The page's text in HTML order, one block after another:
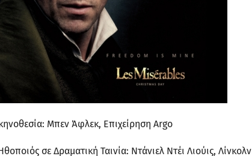
Μπεν Άφλεκ, Επιχείρηση Argo
σε Δραματική Ταινία: Ντάνιελ Ντέι Λιούις, Λίνκολν